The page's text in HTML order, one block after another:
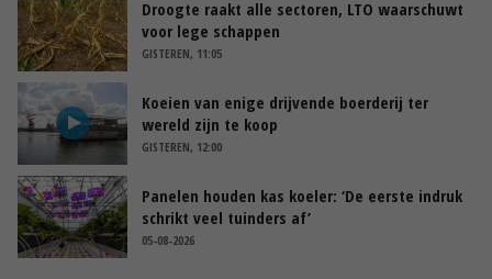
Droogte raakt alle sectoren, LTO waarschuwt
voor lege schappen
GISTEREN, 11:05
Koeien van enige drijvende boerderij ter
wereld zijn te koop
GISTEREN, 12:00
Panelen houden kas koeler: ‘De eerste indruk
schrikt veel tuinders af’
05-08-2026